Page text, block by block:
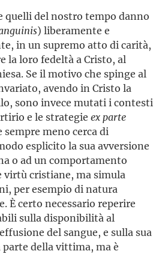
quelli del nostro tempo danno
) liberamente e
in un supremo atto di carità,
la loro fedeltà a Cristo, al
Se il motivo che spinge al
avendo in Cristo la
sono invece mutati i contesti
e le strategie ex parte
sempre meno cerca di
esplicito la sua avversione
o ad un comportamento
virtù cristiane, ma simula
per esempio di natura
È certo necessario reperire
sulla disponibilità al
del sangue, e sulla sua
parte della vittima, ma è